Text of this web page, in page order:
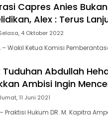
Capres Anies
Alex : Terus
4 Oktober 2022
– Wakil Ketua Komisi
Tuduhan Abdullah
Ambisi Ingin
11 Juni 2021
Praktisi Hukum DR. M. Kapitra